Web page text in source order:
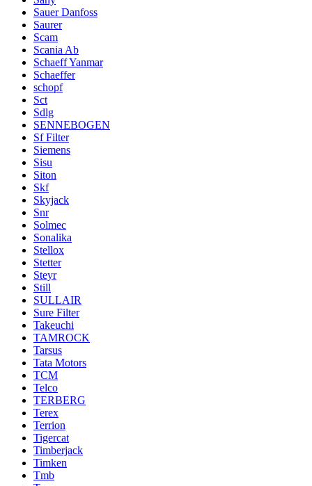
Sauer Danfoss
Saurer
Scam
Scania Ab
Schaeff Yanmar
Schaeffer
schopf
Sct
Sdlg
SENNEBOGEN
Sf Filter
Siemens
Sisu
Siton
Skf
Skyjack
Snr
Solmec
Sonalika
Stellox
Stetter
Steyr
Still
SULLAIR
Sure Filter
Takeuchi
TAMROCK
Tarsus
Tata Motors
TCM
Telco
TERBERG
Terex
Terrion
Tigercat
Timberjack
Timken
Tmb